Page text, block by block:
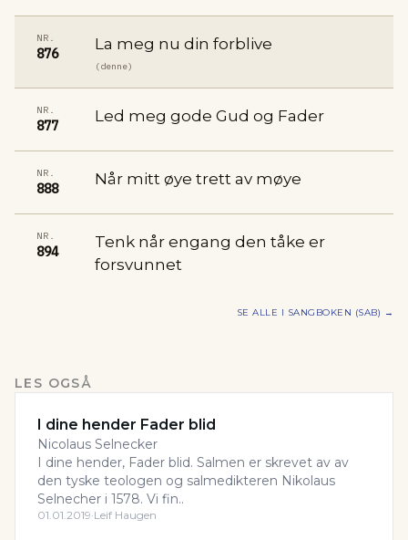
NR.
876
La meg nu din forblive
(denne)
NR.
877
Led meg gode Gud og Fader
NR.
888
Når mitt øye trett av møye
NR.
894
Tenk når engang den tåke er
forsvunnet
SE ALLE I SANGBOKEN (SAB) →
LES OGSÅ
I dine hender Fader blid
Nicolaus Selnecker
I dine hender, Fader blid. Salmen er skrevet av av
den tyske teologen og salmedikteren Nikolaus
Selnecher i 1578. Vi fin..
01.01.2019·Leif Haugen